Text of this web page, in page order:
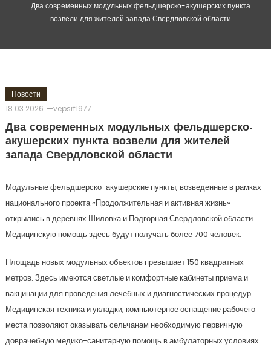
Два современных модульных фельдшерско-акушерских пункта
возвели для жителей запада Свердловской области
Новости
18.03.2026
vepsrf1977
Два современных модульных фельдшерско-
акушерских пункта возвели для жителей
запада Свердловской области
Модульные фельдшерско-акушерские пункты, возведенные в рамках
национального проекта «Продолжительная и активная жизнь»
открылись в деревнях Шиловка и Подгорная Свердловской области.
Медицинскую помощь здесь будут получать более 700 человек.
Площадь новых модульных объектов превышает 150 квадратных
метров. Здесь имеются светлые и комфортные кабинеты приема и
вакцинации для проведения лечебных и диагностических процедур.
Медицинская техника и укладки, компьютерное оснащение рабочего
места позволяют оказывать сельчанам необходимую первичную
доврачебную медико-санитарную помощь в амбулаторных условиях.